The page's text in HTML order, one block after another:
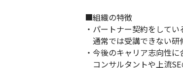
■組織の特徴
・パートナー契約をして
通常では受講できない研
・今後のキャリア志向性に
コンサルタントや上流